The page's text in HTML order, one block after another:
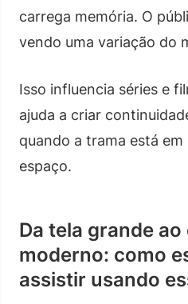
carrega memória. O
vendo uma variação do
Isso influencia séries e
ajuda a criar
quando a trama está
espaço.
Da tela grande
moderno: como
assistir usando